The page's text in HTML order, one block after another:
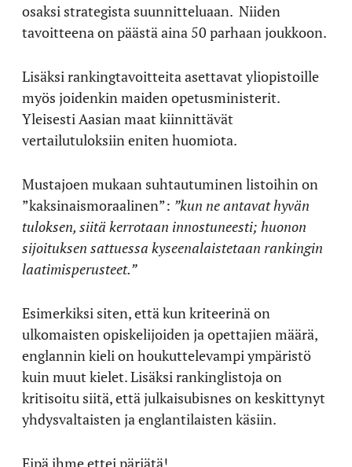
osaksi strategista suunnitteluaan. Niiden
tavoitteena on päästä aina 50 parhaan joukkoon.
Lisäksi rankingtavoitteita asettavat yliopistoille
myös joidenkin maiden opetusministerit.
Yleisesti Aasian maat kiinnittävät
vertailutuloksiin eniten huomiota.
Mustajoen mukaan suhtautuminen listoihin on
”kaksinaismoraalinen”: ”kun ne antavat hyvän
tuloksen, siitä kerrotaan innostuneesti; huonon
sijoituksen sattuessa kyseenalaistetaan rankingin
laatimisperusteet.”
Esimerkiksi siten, että kun kriteerinä on
ulkomaisten opiskelijoiden ja opettajien määrä,
englannin kieli on houkuttelevampi ympäristö
kuin muut kielet. Lisäksi rankinglistoja on
kritisoitu siitä, että julkaisubisnes on keskittynyt
yhdysvaltaisten ja englantilaisten käsiin.
Eipä ihme ettei pärjätä!